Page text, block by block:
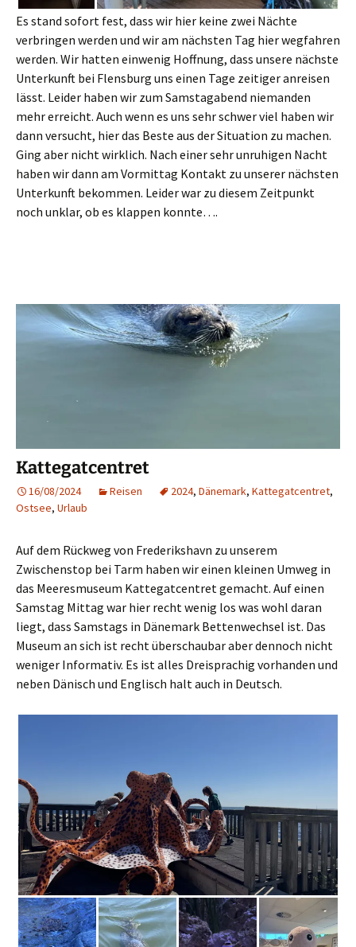
Es stand sofort fest, dass wir hier keine zwei Nächte
verbringen werden und wir am nächsten Tag hier wegfahren
werden. Wir hatten einwenig Hoffnung, dass unsere nächste
Unterkunft bei Flensburg uns einen Tage zeitiger anreisen
lässt. Leider haben wir zum Samstagabend niemanden
mehr erreicht. Auch wenn es uns sehr schwer viel haben wir
dann versucht, hier das Beste aus der Situation zu machen.
Ging aber nicht wirklich. Nach einer sehr unruhigen Nacht
haben wir dann am Vormittag Kontakt zu unserer nächsten
Unterkunft bekommen. Leider war zu diesem Zeitpunkt
noch unklar, ob es klappen konnte….
Kattegatcentret
16/08/2024 Reisen 2024, Dänemark, Kattegatcentret,
Ostsee, Urlaub
Auf dem Rückweg von Frederikshavn zu unserem
Zwischenstop bei Tarm haben wir einen kleinen Umweg in
das Meeresmuseum Kattegatcentret gemacht. Auf einen
Samstag Mittag war hier recht wenig los was wohl daran
liegt, dass Samstags in Dänemark Bettenwechsel ist. Das
Museum an sich ist recht überschaubar aber dennoch nicht
weniger Informativ. Es ist alles Dreisprachig vorhanden und
neben Dänisch und Englisch halt auch in Deutsch.